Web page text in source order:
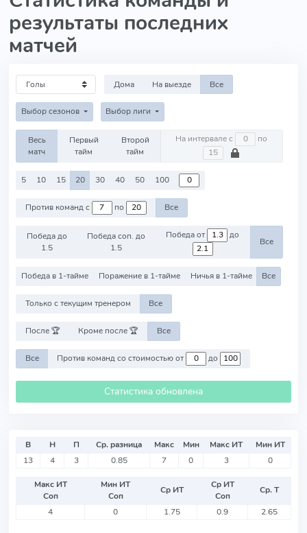
результаты последних
матчей
Дома На выезде Все
Выбор сезонов Выбор лиги
Весь
матч
Первый
тайм
Второй
тайм
На интервале с по
5 10 15 20 30 40 50 100
Против команд с по Все
Победа до
1.5
Победа соп. до
1.5
Победа от до
Все
Победа в 1-тайме Поражение в 1-тайме Ничья в 1-тайме Все
Только с текущим тренером Все
После 🏆 Кроме после 🏆 Все
Все Против команд со стоимостью от до
Статистика обновлена
В Н П Ср. разница Макс Мин Макс ИТ
Мин ИТ
13
4 3 0.85 7 0 3 0
Макс ИТ
Соп
Мин ИТ
Соп
Ср ИТ
Ср ИТ
Соп
Ср. Т
4
0 1.75 0.9 2.65